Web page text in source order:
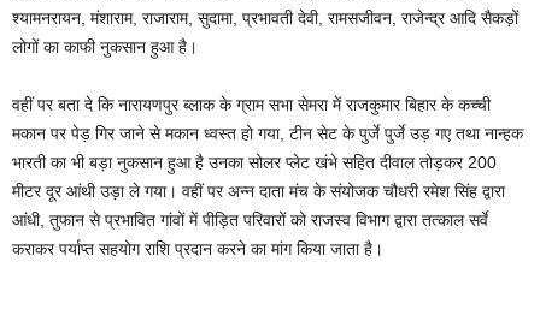
श्यामनरायन, मंशाराम, राजाराम, सुदामा, प्रभावती देवी, रामसजीवन, राजेन्द्र आदि सैकड़ों
लोगों का काफी नुकसान हुआ है।
वहीं पर बता दे कि नारायणपुर ब्लाक के ग्राम सभा सेमरा में राजकुमार बिहार के कच्ची
मकान पर पेड़ गिर जाने से मकान ध्वस्त हो गया, टीन सेट के पुर्जे पुर्जे उड़ गए तथा नान्हक
भारती का भी बड़ा नुकसान हुआ है उनका सोलर प्लेट खंभे सहित दीवाल तोड़कर 200
मीटर दूर आंथी उड़ा ले गया। वहीं पर अन्न दाता मंच के संयोजक चौधरी रमेश सिंह द्वारा
आंधी, तुफान से प्रभावित गांवों में पीड़ित परिवारों को राजस्व विभाग द्वारा तत्काल सर्वे
कराकर पर्याप्त सहयोग राशि प्रदान करने का मांग किया जाता है।